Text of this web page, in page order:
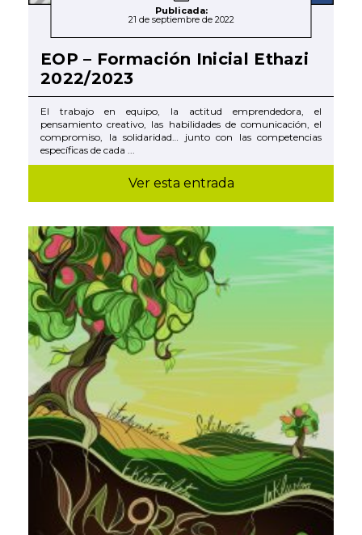
Publicada:
21 de septiembre de 2022
EOP – Formación Inicial Ethazi
2022/2023
El trabajo en equipo, la actitud emprendedora, el
pensamiento creativo, las habilidades de comunicación, el
compromiso, la solidaridad… junto con las competencias
específicas de cada ...
Ver esta entrada